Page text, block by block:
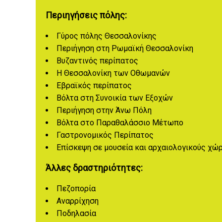
Περιηγήσεις πόλης:
Γύρος πόλης Θεσσαλονίκης
Περιήγηση στη Ρωμαϊκή Θεσσαλονίκη
Βυζαντινός περίπατος
Η Θεσσαλονίκη των Οθωμανών
Εβραϊκός περίπατος
Βόλτα στη Συνοικία των Εξοχών
Περιήγηση στην Άνω Πόλη
Βόλτα στο Παραθαλάσσιο Μέτωπο
Γαστρονομικός Περίπατος
Επίσκεψη σε μουσεία και αρχαιολογικούς
Άλλες δραστηριότητες:
Πεζοπορία
Αναρρίχηση
Ποδηλασία